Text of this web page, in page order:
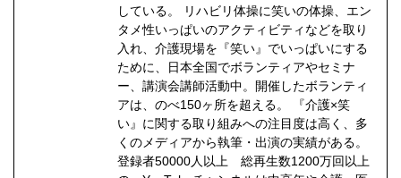
している。 リハビリ体操に笑いの体操、エン
タメ性いっぱいのアクティビティなどを取り
入れ、介護現場を『笑い』でいっぱいにする
ために、日本全国でボランティアやセミナ
ー、講演会講師活動中。開催したボランティ
アは、のべ150ヶ所を超える。 『介護×笑
い』に関する取り組みへの注目度は高く、多
くのメディアから執筆・出演の実績がある。
登録者50000人以上 総再生数1200万回以上